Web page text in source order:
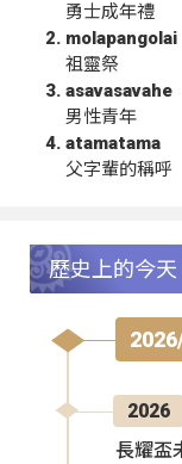
勇士成年禮
molapangolai
祖靈祭
asavasavahe
男性青年
atamatama
父字輩的稱呼
歷史上的今天
2026
長耀盃